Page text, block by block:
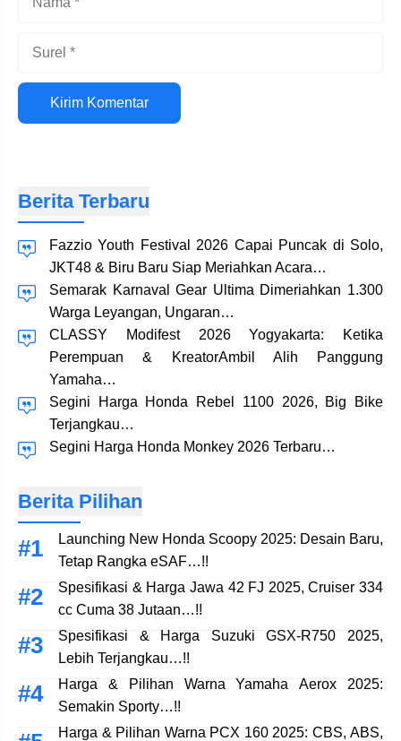
Situs
web
Berita Terbaru
Fazzio Youth Festival 2026 Capai Puncak di Solo,
JKT48 & Biru Baru Siap Meriahkan Acara…
Semarak Karnaval Gear Ultima Dimeriahkan 1.300
Warga Leyangan, Ungaran…
CLASSY Modifest 2026 Yogyakarta: Ketika
Perempuan & KreatorAmbil Alih Panggung
Yamaha…
Segini Harga Honda Rebel 1100 2026, Big Bike
Terjangkau…
Segini Harga Honda Monkey 2026 Terbaru…
Berita Pilihan
Launching New Honda Scoopy 2025: Desain Baru,
Tetap Rangka eSAF…!!
Spesifikasi & Harga Jawa 42 FJ 2025, Cruiser 334
cc Cuma 38 Jutaan…!!
Spesifikasi & Harga Suzuki GSX-R750 2025,
Lebih Terjangkau…!!
Harga & Pilihan Warna Yamaha Aerox 2025:
Semakin Sporty…!!
Harga & Pilihan Warna PCX 160 2025: CBS, ABS,